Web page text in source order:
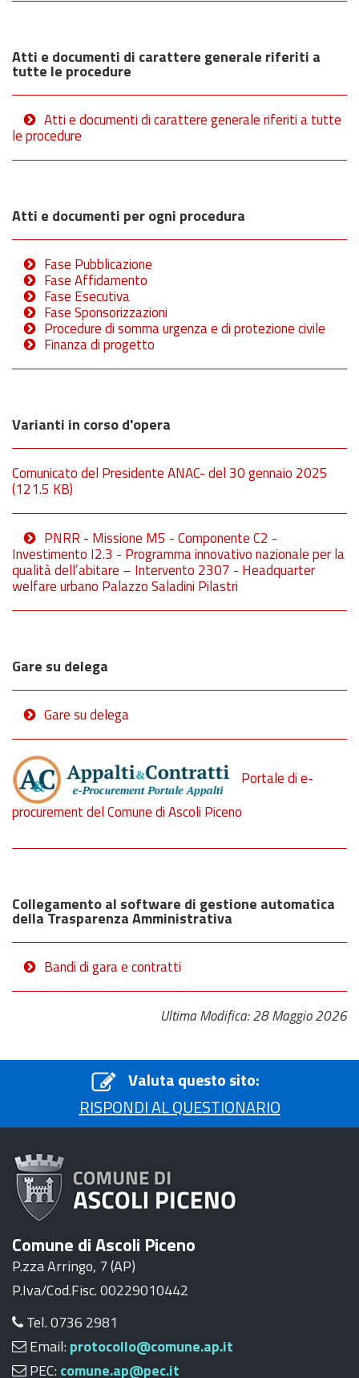
Atti e documenti di carattere generale riferiti a
tutte le procedure
Atti e documenti di carattere generale riferiti a tutte
le procedure
Atti e documenti per ogni procedura
Fase Pubblicazione
Fase Affidamento
Fase Esecutiva
Fase Sponsorizzazioni
Procedure di somma urgenza e di protezione civile
Finanza di progetto
Varianti in corso d'opera
Comunicato del Presidente ANAC- del 30 gennaio 2025
(121.5 KB)
PNRR - Missione M5 - Componente C2 -
Investimento I2.3 - Programma innovativo nazionale per la
qualità dell’abitare – Intervento 2307 - Headquarter
welfare urbano Palazzo Saladini Pilastri
Gare su delega
Gare su delega
Portale di e-
procurement del Comune di Ascoli Piceno
Collegamento al software di gestione automatica
della Trasparenza Amministrativa
Bandi di gara e contratti
Ultima Modifica: 28 Maggio 2026
Valuta questo sito:
RISPONDI AL QUESTIONARIO
Comune di Ascoli Piceno
P.zza Arringo, 7 (AP)
P.Iva/Cod.Fisc. 00229010442
Tel. 0736 2981
Email: protocollo@comune.ap.it
PEC: comune.ap@pec.it